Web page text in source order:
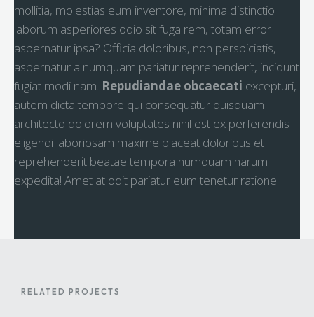
mollitia, molestias eum inventore, minima distinctio
laborum asperiores odio sit fuga rem, totam error
aspernatur ipsa? Officia doloribus, non perspiciatis,
aspernatur a numquam pariatur reprehenderit, incidunt
fugiat modi nam. Repudiandae obcaecati excepturi,
autem dicta tempore qui consequatur quisquam
architecto dolorem voluptates nihil est ex perferendis
eligendi laboriosam maxime placeat doloribus et
reprehenderit beatae tempora numquam harum
expedita! Amet at odit pariatur eum tenetur ratione
RELATED PROJECTS